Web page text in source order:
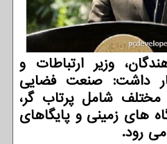
وزیر ارتباطات و
داشت: صنعت فضایی
شامل پرتاب گر،
های زمینی و پایگاهای
رود.